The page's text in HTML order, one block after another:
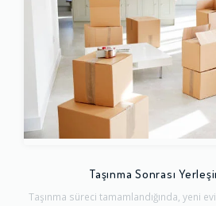
Taşınma Sonrası
Taşınma süreci tamamlandığında, yeni